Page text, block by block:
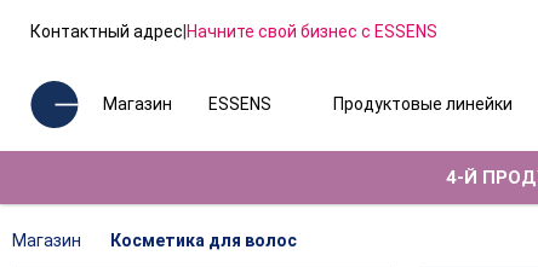
Контактный адрес|Начните свой бизнес с ESSENS
Магазин ESSENS Продуктовые линейки
4-Й
Магазин Косметика для волос